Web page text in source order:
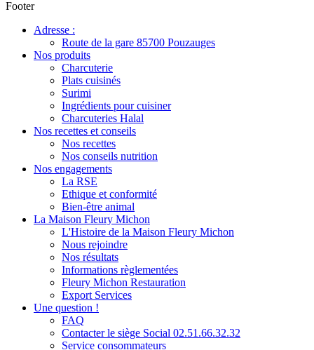
Footer
Adresse :
Route de la gare 85700 Pouzauges
Nos produits
Charcuterie
Plats cuisinés
Surimi
Ingrédients pour cuisiner
Charcuteries Halal
Nos recettes et conseils
Nos recettes
Nos conseils nutrition
Nos engagements
La RSE
Ethique et conformité
Bien-être animal
La Maison Fleury Michon
L'Histoire de la Maison Fleury Michon
Nous rejoindre
Nos résultats
Informations règlementées
Fleury Michon Restauration
Export Services
Une question !
FAQ
Contacter le siège Social 02.51.66.32.32
Service consommateurs